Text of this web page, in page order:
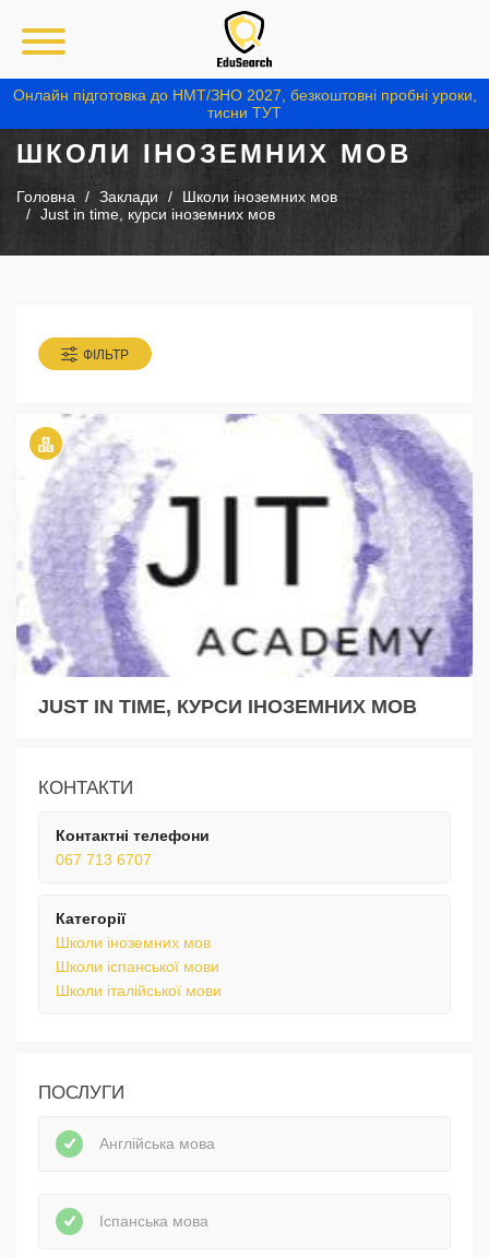
Онлайн підготовка до НМТ/ЗНО 2027, безкоштовні пробні уроки,
тисни ТУТ
ШКОЛИ ІНОЗЕМНИХ МОВ
Головна Заклади
Школи іноземних мов
Just in time, курси іноземних мов
ФІЛЬТР
JUST IN TIME, КУРСИ ІНОЗЕМНИХ МОВ
КОНТАКТИ
Контактні телефони
067 713 6707
Категорії
Школи іноземних мов
Школи іспанської мови
Школи італійської мови
ПОСЛУГИ
Англійська мова
Іспанська мова